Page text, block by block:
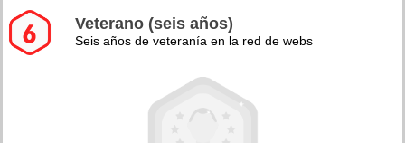
Veterano (seis años)
Seis años de veteranía en la red de webs